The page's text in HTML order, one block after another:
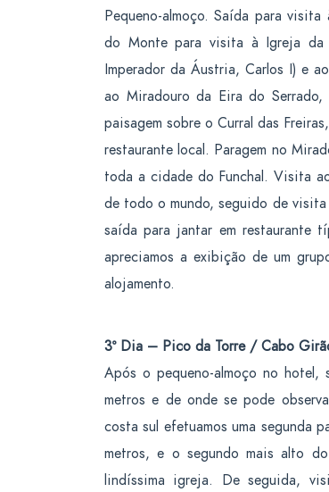
Pequeno-almoço. Saída para
do Monte para visita à Igreja da
Imperador da Áustria, Carlos I) e
ao Miradouro da Eira do
paisagem sobre o Curral das
restaurante local. Paragem no
toda a cidade do Funchal. Visita
de todo o mundo, seguido de
saída para jantar em restaurante
apreciamos a exibição de um
alojamento.
3º Dia – Pico da Torre / Cabo
Após o pequeno-almoço no
metros e de onde se pode
costa sul efetuamos uma segunda
metros, e o segundo mais alto
lindíssima igreja. De seguida,